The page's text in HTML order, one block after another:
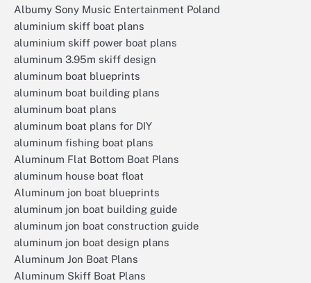
Albumy Sony Music Entertainment Poland
aluminium skiff boat plans
aluminium skiff power boat plans
aluminum 3.95m skiff design
aluminum boat blueprints
aluminum boat building plans
aluminum boat plans
aluminum boat plans for DIY
aluminum fishing boat plans
Aluminum Flat Bottom Boat Plans
aluminum house boat float
Aluminum jon boat blueprints
aluminum jon boat building guide
aluminum jon boat construction guide
aluminum jon boat design plans
Aluminum Jon Boat Plans
Aluminum Skiff Boat Plans